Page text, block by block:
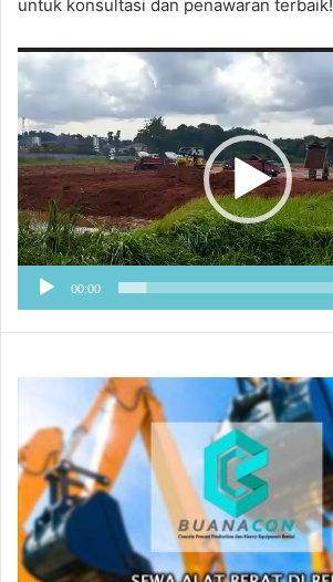
untuk konsultasi dan penawaran terbaik!
Pemutar
Video
00:00